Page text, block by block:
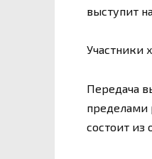
выступит
Участники
Передача
пределами
состоит из